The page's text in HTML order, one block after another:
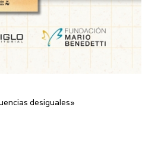
desiguales»